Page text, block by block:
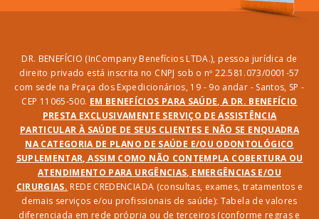
DR. BENEFÍCIO (InCompany Benefícios LTDA.), pessoa jurídica de
direito privado está inscrita no CNPJ sob o nº 22.581.073/0001-57
com sede na Praça dos Expedicionários, 19 - 9o andar - Santos, SP -
CEP 11065-500. EM BENEFÍCIOS PARA SAÚDE, A DR. BENEFÍCIO
PRESTA EXCLUSIVAMENTE SERVIÇO DE ASSISTÊNCIA
PARTICULAR À SAÚDE DE SEUS CLIENTES E NÃO SE ENQUADRA
NA CATEGORIA DE PLANO DE SAÚDE E/OU ODONTOLÓGICO
SUPLEMENTAR, ASSIM COMO NÃO CONTEMPLA COBERTURA OU
ATENDIMENTO PARA URGÊNCIAS, EMERGÊNCIAS E/OU
CIRURGIAS. REDE CREDENCIADA (consultas, exames, tratamentos e
demais serviços e/ou profissionais de saúde): Tabela de valores
diferenciada em rede própria ou de terceiros (conforme regras e